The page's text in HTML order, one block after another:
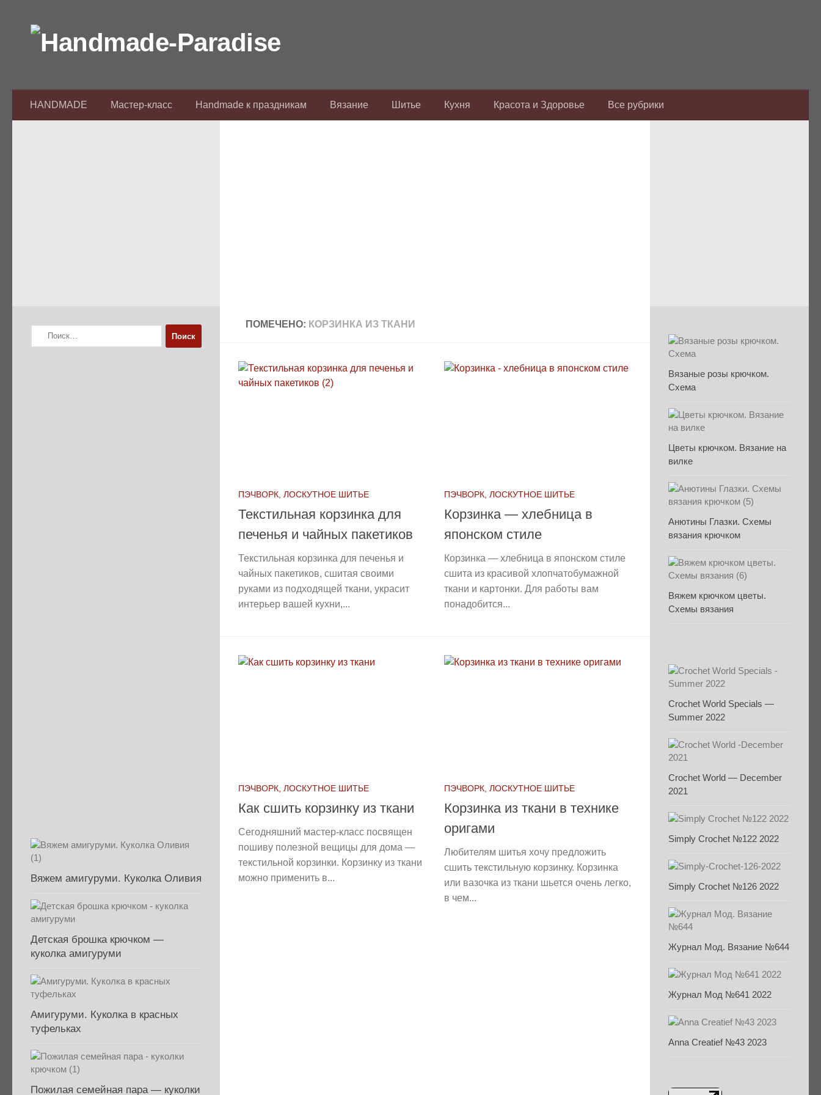
HANDMADE Мастер-класс Handmade к праздникам Вязание Шитье Кухня Красота и Здоровье Все рубрики
ПОМЕЧЕНО: КОРЗИНКА ИЗ ТКАНИ
ПЭЧВОРК, ЛОСКУТНОЕ ШИТЬЕ
Текстильная корзинка для
печенья и чайных пакетиков
Текстильная корзинка для печенья и
чайных пакетиков, сшитая своими
руками из подходящей ткани, украсит
интерьер вашей кухни,...
ПЭЧВОРК, ЛОСКУТНОЕ ШИТЬЕ
Корзинка — хлебница в
японском стиле
Корзинка — хлебница в японском стиле
сшита из красивой хлопчатобумажной
ткани и картонки. Для работы вам
понадобится...
ПЭЧВОРК, ЛОСКУТНОЕ ШИТЬЕ
Как сшить корзинку из ткани
Сегодняшний мастер-класс посвящен
пошиву полезной вещицы для дома —
текстильной корзинки. Корзинку из ткани
можно применить в...
ПЭЧВОРК, ЛОСКУТНОЕ ШИТЬЕ
Корзинка из ткани в технике
оригами
Любителям шитья хочу предложить
сшить текстильную корзинку. Корзинка
или вазочка из ткани шьется очень легко,
в чем...
Найти:
Вяжем амигуруми. Куколка Оливия
Детская брошка крючком —
куколка амигуруми
Амигуруми. Куколка в красных
туфельках
Пожилая семейная пара — куколки
Вязаные розы крючком.
Схема
Цветы крючком. Вязание на
вилке
Анютины Глазки. Схемы
вязания крючком
Вяжем крючком цветы.
Схемы вязания
Crochet World Specials —
Summer 2022
Crochet World — December
2021
Simply Crochet №122 2022
Simply Crochet №126 2022
Журнал Мод. Вязание №644
Журнал Мод №641 2022
Anna Creatief №43 2023